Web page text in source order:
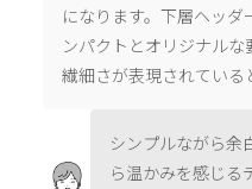
になります。下層ヘッダ
ンパクトとオリジナルな
繊細さが表現されている
シンプルながら余
ら温かみを感じる